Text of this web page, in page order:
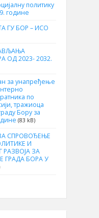
политику
године
ГУ БОР – ИСО
ОД 2023- 2032.
за унапређење
по
тражиоца
Бору за
(83 kB)
СПРОВОЂЕЊЕ
И
ЗА
ГРАДА БОРА У